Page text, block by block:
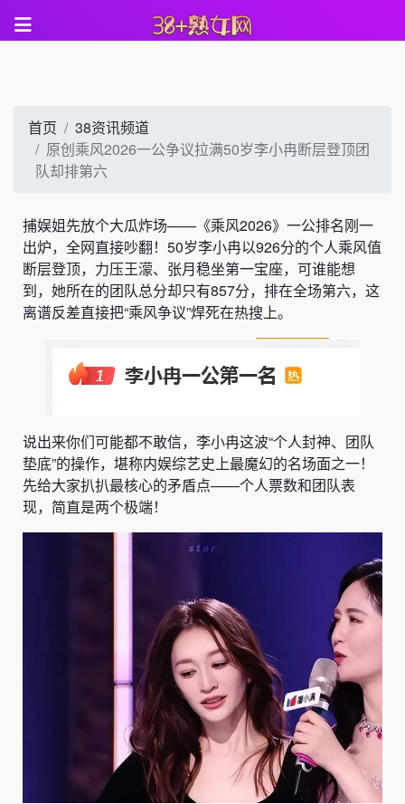
首页
38资讯频道
原创乘风2026一公争议拉满50岁李小冉断层登顶团
队却排第六
捕娱姐先放个大瓜炸场——《乘风2026》一公排名刚一
出炉，全网直接吵翻！50岁李小冉以926分的个人乘风值
断层登顶，力压王濛、张月稳坐第一宝座，可谁能想
到，她所在的团队总分却只有857分，排在全场第六，这
离谱反差直接把“乘风争议”焊死在热搜上。
说出来你们可能都不敢信，李小冉这波“个人封神、团队
垫底”的操作，堪称内娱综艺史上最魔幻的名场面之一！
先给大家扒扒最核心的矛盾点——个人票数和团队表
现，简直是两个极端！